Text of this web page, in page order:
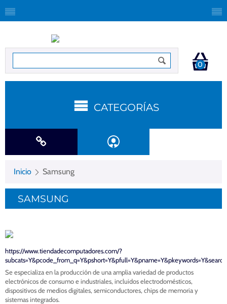
0
CATEGORÍAS
Inicio Samsung
SAMSUNG
https://www.tiendadecomputadores.com/?
Se especializa en la producción de una amplia variedad de productos
electrónicos de consumo e industriales, incluidos electrodomésticos,
dispositivos de medios digitales, semiconductores, chips de memoria y
sistemas integrados.